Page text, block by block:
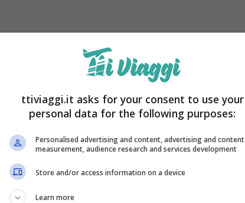
potesse influenzare il benessere delle
case per offrire un rifugio accogliente e
di lusso. Un’idea rivoluzionaria che ancora
sono stati utilizzati anche materiali di
poi sono diventate vere e proprie
ttiviaggi.it asks for your consent to use your
personal data for the following purposes:
Personalised advertising and content, advertising and content
measurement, audience research and services development
Store and/or access information on a device
Learn more